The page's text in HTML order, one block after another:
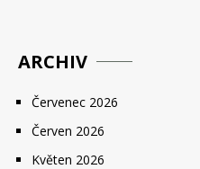
ARCHIV
Červenec 2026
Červen 2026
Květen 2026